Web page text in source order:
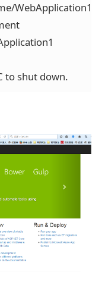
WebApplication1/
to shut down.